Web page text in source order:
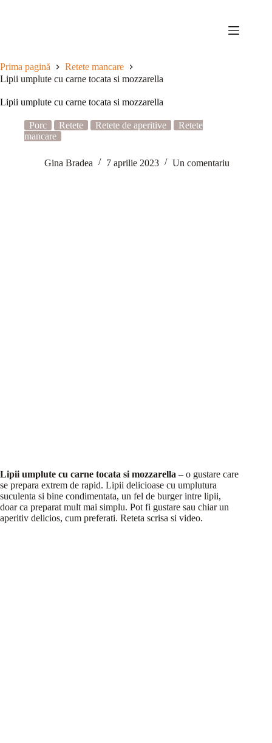
Prima pagină
Retete mancare
Lipii umplute cu carne tocata si mozzarella
Lipii umplute cu carne tocata si mozzarella
Porc Retete Retete de aperitive
Retete
mancare
Gina Bradea 7 aprilie 2023 Un comentariu
Lipii umplute cu carne tocata si mozzarella – o gustare care
se prepara extrem de rapid. Lipii delicioase cu umplutura
suculenta si bine condimentata, un fel de burger intre lipii,
doar ca preparat mult mai simplu. Pot fi gustare sau chiar un
aperitiv delicios, cum preferati. Reteta scrisa si video.